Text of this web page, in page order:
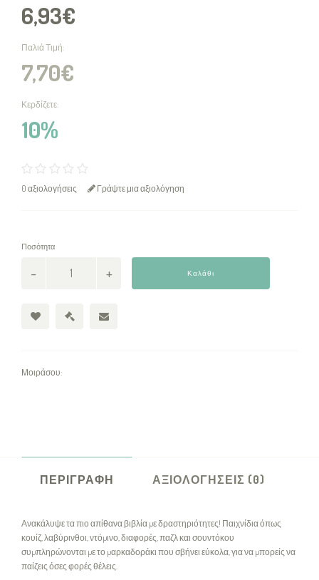
6,93€
Παλιά Τιμή:
7,70€
Κερδίζετε:
10%
0 αξιολογήσεις Γράψτε μια αξιολόγηση
Ποσότητα
Καλάθι
Μοιράσου:
ΠΕΡΙΓΡΑΦΉ ΑΞΙΟΛΟΓΉΣΕΙΣ (0)
Ανακάλυψε τα πιο απίθανα βιβλία µε δραστηριότητες! Παιχνίδια όπως
κουίζ, λαβύρινθοι, ντόµινο, διαφορές, παζλ και σουντόκου
συµπληρώνονται µε το µαρκαδοράκι που σβήνει εύκολα, για να µπορείς να
παίζεις όσες φορές θέλεις.